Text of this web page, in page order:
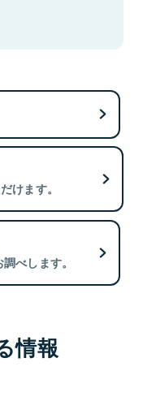
けます。
べします。
情報